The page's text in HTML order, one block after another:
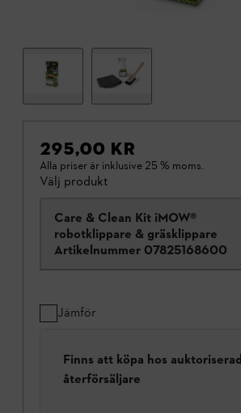
295,00 KR
Alla priser är inklusive 25 % moms.
Välj produkt
Care & Clean Kit iMOW®
robotklippare & gräsklippare
Artikelnummer 07825168600
Jämför
Finns att köpa hos
återförsäljare